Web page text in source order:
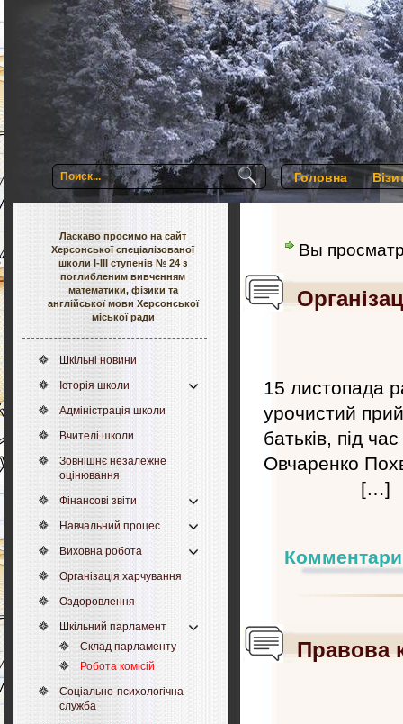
Головна
Ласкаво просимо на сайт
Херсонської спеціалізованої
школи І-ІІІ ступенів № 24 з
поглибленим вивченням
математики, фізики та
англійської мови Херсонської
міської ради
Шкільні новини
Історія школи
Адміністрація школи
Вчителі школи
Зовнішнє незалежне
оцінювання
Фінансові звіти
Навчальний процес
Виховна робота
Організація харчування
Оздоровлення
Шкільний парламент
Склад парламенту
Робота комісій
Соціально-психологічна
служба
Вы
15 листопада
урочистий
батьків, під
Овчаренко
[…]
Правова